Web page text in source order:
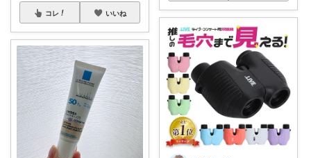
コレ いいね